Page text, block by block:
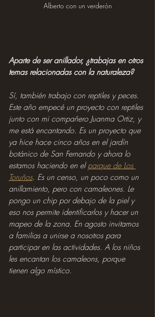
Alberto con un verderón
Aparte de ser anillador, ¿trabajas en otros
temas relacionadas con la naturaleza?
Sí, también trabajo con reptiles y peces.
Este año empecé un proyecto con reptiles
junto con mi compañero Juanma Ortiz, y
me está encantando. Es un proyecto que
ya hice hace cinco años en el jardín
botánico de San Fernando y ahora lo
estamos haciendo en el parque de Los
Toruños. Es un censo, un poco como un
anillamiento, pero con camaleones. Le
pongo un chip por debajo de la piel y
eso nos permite identificarlos y hacer un
mapeo de la zona. En agosto invitamos
a familias a unirse a nosotros para
participar en las actividades. A los niños
les encantan los camaleons, porque
tienen algo místico.